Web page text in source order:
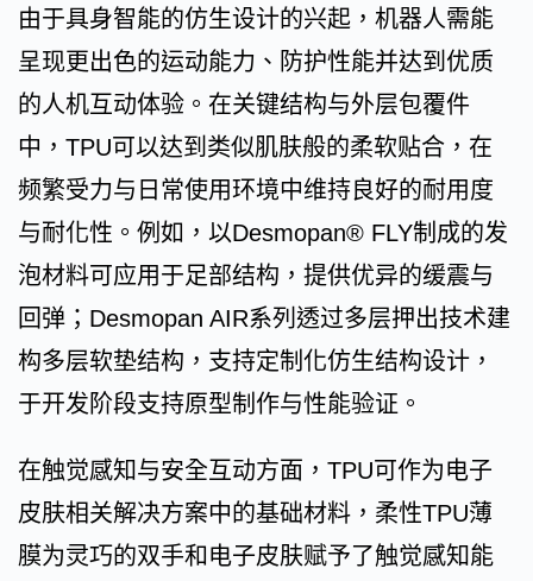
由于具身智能的仿生设计的兴起，机器人需能
呈现更出色的运动能力、防护性能并达到优质
的人机互动体验。在关键结构与外层包覆件
中，TPU可以达到类似肌肤般的柔软贴合，在
频繁受力与日常使用环境中维持良好的耐用度
与耐化性。例如，以Desmopan® FLY制成的发
泡材料可应用于足部结构，提供优异的缓震与
回弹；Desmopan AIR系列透过多层押出技术建
构多层软垫结构，支持定制化仿生结构设计，
于开发阶段支持原型制作与性能验证。
在触觉感知与安全互动方面，TPU可作为电子
皮肤相关解决方案中的基础材料，柔性TPU薄
膜为灵巧的双手和电子皮肤赋予了触觉感知能